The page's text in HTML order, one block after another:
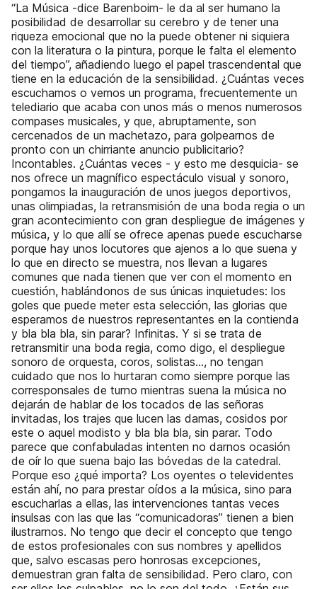
“La Música -dice Barenboim- le da al ser humano la
posibilidad de desarrollar su cerebro y de tener una
riqueza emocional que no la puede obtener ni siquiera
con la literatura o la pintura, porque le falta el elemento
del tiempo”, añadiendo luego el papel trascendental que
tiene en la educación de la sensibilidad. ¿Cuántas veces
escuchamos o vemos un programa, frecuentemente un
telediario que acaba con unos más o menos numerosos
compases musicales, y que, abruptamente, son
cercenados de un machetazo, para golpearnos de
pronto con un chirriante anuncio publicitario?
Incontables. ¿Cuántas veces - y esto me desquicia- se
nos ofrece un magnífico espectáculo visual y sonoro,
pongamos la inauguración de unos juegos deportivos,
unas olimpiadas, la retransmisión de una boda regia o un
gran acontecimiento con gran despliegue de imágenes y
música, y lo que allí se ofrece apenas puede escucharse
porque hay unos locutores que ajenos a lo que suena y
lo que en directo se muestra, nos llevan a lugares
comunes que nada tienen que ver con el momento en
cuestión, hablándonos de sus únicas inquietudes: los
goles que puede meter esta selección, las glorias que
esperamos de nuestros representantes en la contienda
y bla bla bla, sin parar? Infinitas. Y si se trata de
retransmitir una boda regia, como digo, el despliegue
sonoro de orquesta, coros, solistas…, no tengan
cuidado que nos lo hurtaran como siempre porque las
corresponsales de turno mientras suena la música no
dejarán de hablar de los tocados de las señoras
invitadas, los trajes que lucen las damas, cosidos por
este o aquel modisto y bla bla bla, sin parar. Todo
parece que confabuladas intenten no darnos ocasión
de oír lo que suena bajo las bóvedas de la catedral.
Porque eso ¿qué importa? Los oyentes o televidentes
están ahí, no para prestar oídos a la música, sino para
escucharlas a ellas, las intervenciones tantas veces
insulsas con las que las “comunicadoras” tienen a bien
ilustrarnos. No tengo que decir el concepto que tengo
de estos profesionales con sus nombres y apellidos
que, salvo escasas pero honrosas excepciones,
demuestran gran falta de sensibilidad. Pero claro, con